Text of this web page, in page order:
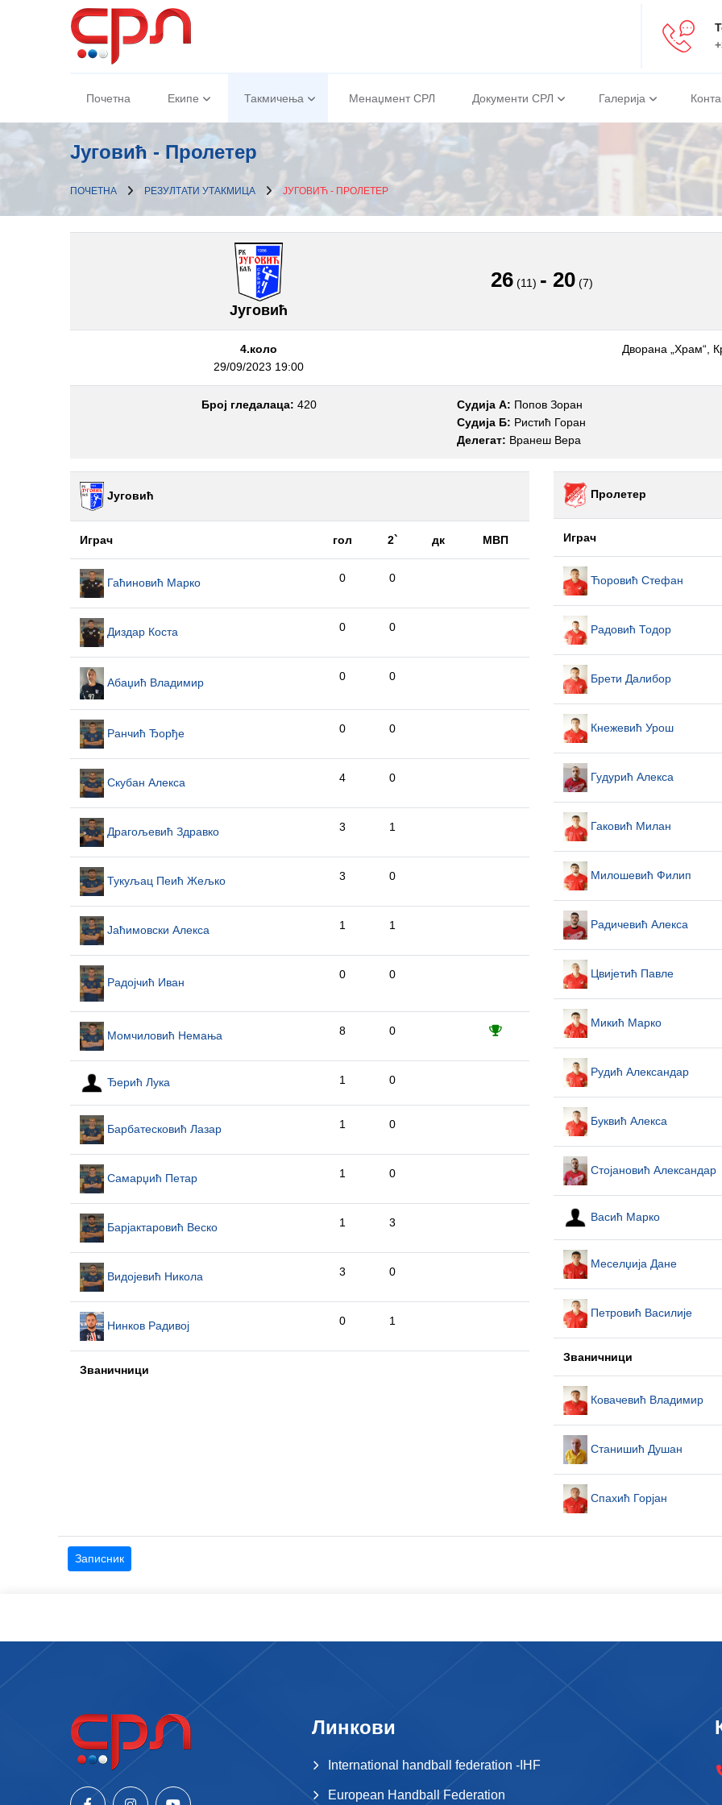
Почетна Екипе Такмичења Менаџмент СРЛ Документи СРЛ Галерија
Југовић - Пролетер
ПОЧЕТНА РЕЗУЛТАТИ УТАКМИЦА ЈУГОВИЋ - ПРОЛЕТЕР
Југовић
26(11) - 20(7)
4.коло
29/09/2023 19:00
Дворана „Храм“,
Број гледалаца: 420 Судија А: Попов Зоран
Судија Б: Ристић Горан
Делегат: Вранеш Вера
Југовић
Играч гол 2` дк МВП
Гаћиновић Марко 0 0
Диздар Коста 0 0
Абаџић Владимир 0 0
Ранчић Ђорђе 0 0
Скубан Алекса 4 0
Драгољевић Здравко 3 1
Тукуљац Пеић Жељко 3 0
Јаћимовски Алекса 1 1
Радојчић Иван
0 0
Момчиловић Немања 8 0
Ђерић Лука 1 0
Барбатесковић Лазар 1 0
Самарџић Петар 1 0
Барјактаровић Веско 1 3
Видојевић Никола 3 0
Нинков Радивој 0 1
Званичници
Пролетер
Играч
Ћоровић Стефан
Радовић Тодор
Брети Далибор
Кнежевић Урош
Гудурић Алекса
Гаковић Милан
Милошевић Филип
Радичевић Алекса
Цвијетић Павле
Микић Марко
Рудић Александар
Буквић Алекса
Стојановић Александар
Васић Марко
Меселџија Дане
Петровић Василије
Званичници
Ковачевић Владимир
Станишић Душан
Спахић Горјан
Записник
Линкови
International handball federation -IHF
European Handball Federation